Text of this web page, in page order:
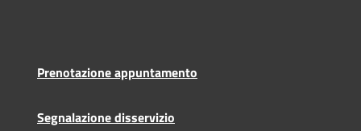
Prenotazione appuntamento
Segnalazione disservizio